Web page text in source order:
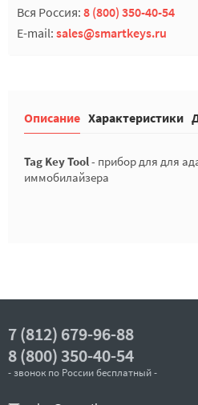
Вся Россия: 8 (800) 350-40-54
E-mail: sales@smartkeys.ru
Описание Характеристики
Tag Key Tool- прибор для для
иммобилайзера
7 (812) 679-96-88
8 (800) 350-40-54
- звонок по России бесплатный -